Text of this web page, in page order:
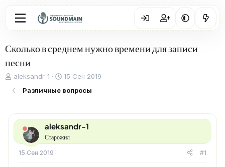
Сколько в среднем нужно времени для записи
песни
А
т
р
т
м
aleksandr-1
Д
т
н
а
ч
а
15 Сен 2019
Различные вопросы
aleksandr-1
Старожил
15 Сен 2019 #1